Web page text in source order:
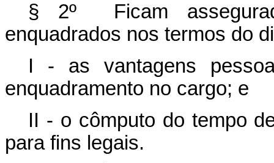
§ 2º Ficam
enquadrados nos termos do
I - as vantagens
enquadramento no cargo; e
II - o cômputo do tempo
para fins legais.